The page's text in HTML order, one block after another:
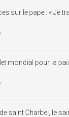
sur le pape : « Je
mondial pour la
saint Charbel, le